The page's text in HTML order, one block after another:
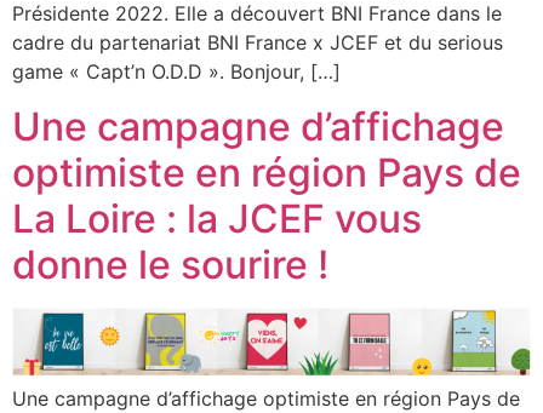
Présidente 2022. Elle a découvert BNI France dans le
cadre du partenariat BNI France x JCEF et du serious
game « Capt’n O.D.D ». Bonjour, […]
Une campagne d’affichage
optimiste en région Pays de
La Loire : la JCEF vous
donne le sourire !
Une campagne d’affichage optimiste en région Pays de